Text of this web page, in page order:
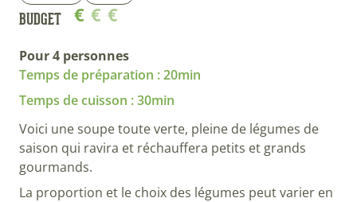
BUDGET € € €
Pour 4 personnes
Temps de préparation : 20min
Temps de cuisson : 30min
Voici une soupe toute verte, pleine de légumes de
saison qui ravira et réchauffera petits et grands
gourmands.
La proportion et le choix des légumes peut varier en